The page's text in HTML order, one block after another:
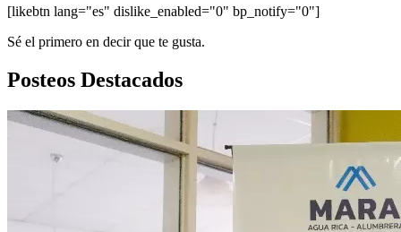
[likebtn lang="es" dislike_enabled="0" bp_notify="0"]
Sé el primero en decir que te gusta.
Posteos Destacados